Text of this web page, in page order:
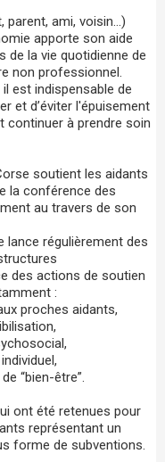
parent, ami, voisin…)
apporte son aide
de la vie quotidienne de
non professionnel.
est indispensable de
et d’éviter l'épuisement
continuer à prendre soin
soutient les aidants
la conférence des
au travers de son
lance régulièrement des
des actions de soutien
:
proches aidants,
“bien-être”.
ont été retenues pour
représentant un
forme de subventions.